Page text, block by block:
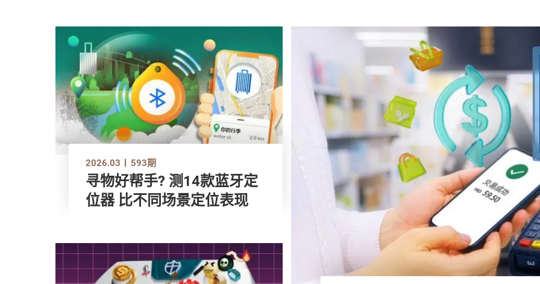
2026.03 593期
寻物好帮手? 测14款蓝牙定
位器 比不同场景定位表现